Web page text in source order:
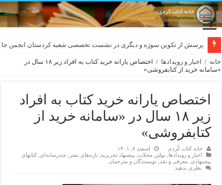
پرسش از تکوین سوژه و دیگری در نشست تخصصی شعبه کردستان انجمن
لەسەر کێشی ڕوباعی و به نەغمەی قەڵەمی «ئالی»
خانه / اخبار و رویدادها /
اختصاص یارانه خرید کتاب به افراد زیر ۱۸ سال در
«سامانه خرید از کتابفروشی»
اختصاص یارانه خرید کتاب به افراد
زیر ۱۸ سال در «سامانه خرید از
کتابفروشی»
خانه کتاب کُردی
اسفند ۷, ۱۴۰۱
اخبار و رویدادها
بولتن مجلات پیشنهاد تحریریه ,تازەهای نشر چندرسانه‌ای ,کتابهای
پیشنهادی
معرفی و نقد
نویسندگان و مترجمان
نظری بدهید